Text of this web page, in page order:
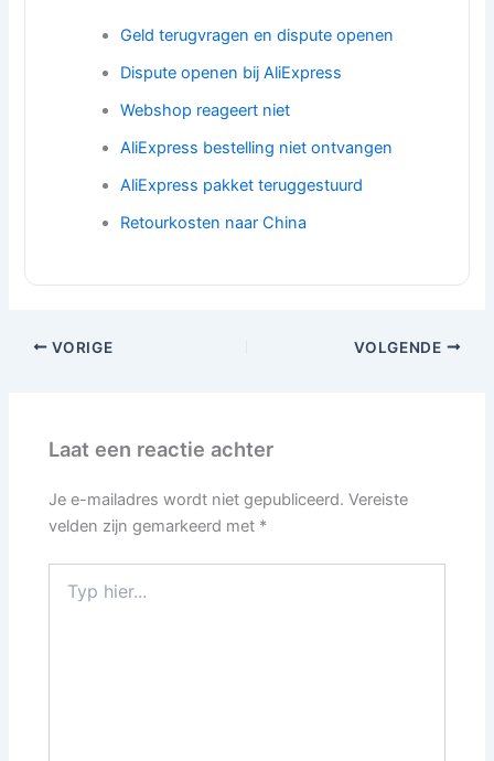
Geld terugvragen en dispute openen
Dispute openen bij AliExpress
Webshop reageert niet
AliExpress bestelling niet ontvangen
AliExpress pakket teruggestuurd
Retourkosten naar China
VORIGE VOLGENDE
Laat een reactie achter
Je e-mailadres wordt niet gepubliceerd. Vereiste
velden zijn gemarkeerd met *
hier...